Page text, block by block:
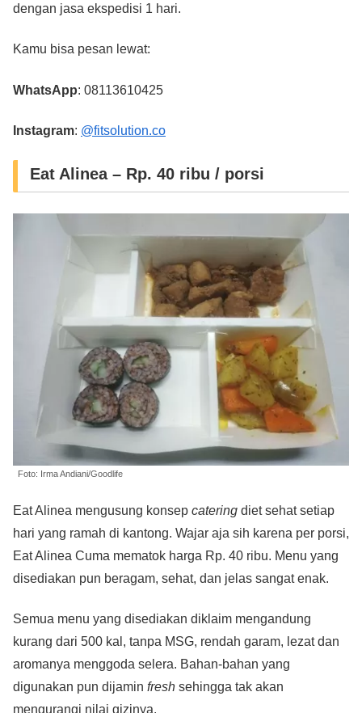
dengan jasa ekspedisi 1 hari.
Kamu bisa pesan lewat:
WhatsApp: 08113610425
Instagram: @fitsolution.co
Eat Alinea – Rp. 40 ribu / porsi
Foto: Irma Andiani/Goodlife
Eat Alinea mengusung konsep catering diet sehat setiap
hari yang ramah di kantong. Wajar aja sih karena per porsi,
Eat Alinea Cuma mematok harga Rp. 40 ribu. Menu yang
disediakan pun beragam, sehat, dan jelas sangat enak.
Semua menu yang disediakan diklaim mengandung
kurang dari 500 kal, tanpa MSG, rendah garam, lezat dan
aromanya menggoda selera. Bahan-bahan yang
digunakan pun dijamin fresh sehingga tak akan
mengurangi nilai gizinya.